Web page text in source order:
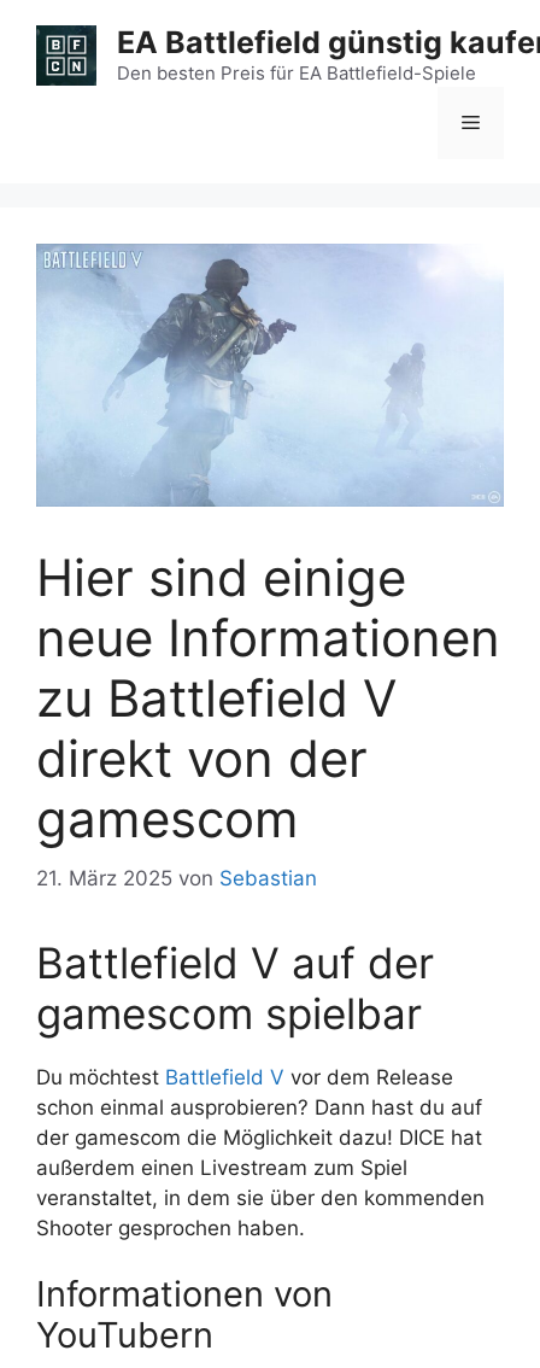
Inhalt
springen
EA Battlefield günstig
Den besten Preis für EA Battlefield-Spiele
Menü
Hier sind einige
neue Informationen
zu Battlefield V
direkt von der
gamescom
21. März 2025 von Sebastian
Battlefield V auf der
gamescom spielbar
Du möchtest Battlefield V vor dem Release
schon einmal ausprobieren? Dann hast du auf
der gamescom die Möglichkeit dazu! DICE hat
außerdem einen Livestream zum Spiel
veranstaltet, in dem sie über den kommenden
Shooter gesprochen haben.
Informationen von
YouTubern